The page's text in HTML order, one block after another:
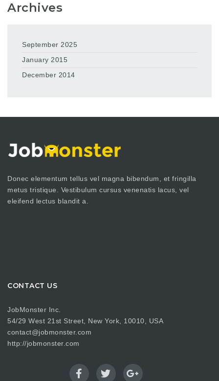
Archives
September 2025
January 2015
December 2014
Donec elementum tellus vel magna bibendum, et fringilla
metus tristique. Vestibulum cursus venenatis lacus, vel
eleifend lectus blandit a.
CONTACT US
JobMonster Inc.
54/29 West 21st Street, New York, 10010, USA
contact@jobmonster.com
http://jobmonster.com